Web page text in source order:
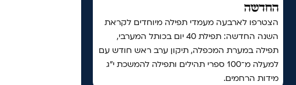
החדשה
הצטרפו לארבעה מעמדי תפילה מיוחדים לקראת
השנה החדשה: תפילת 40 יום בכותל המערבי,
תפילה במערת המכפלה, תיקון ערב ראש חודש עם
למעלה מ־100 ספרי תהילים ותפילה להמשכת י"ג
מידות הרחמים.